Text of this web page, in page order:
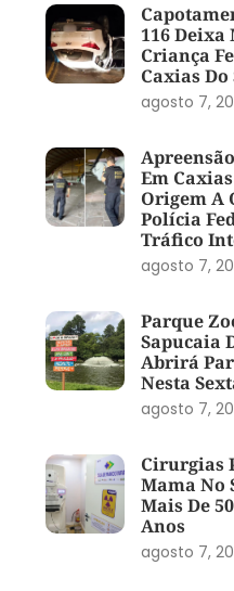
116 Deixa
Criança
Caxias Do
agosto 7,
Em
Origem A
Polícia
Tráfico
agosto 7,
Parque
Sapucaia
Abrirá
Nesta
agosto 7,
Cirurgias
Mama No
Mais De
Anos
agosto 7,